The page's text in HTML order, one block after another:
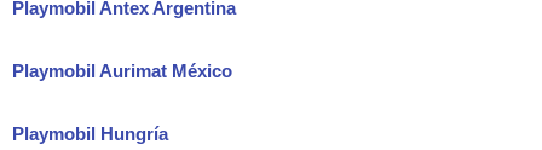
Playmobil Antex Argentina
Playmobil Aurimat México
Playmobil Hungría